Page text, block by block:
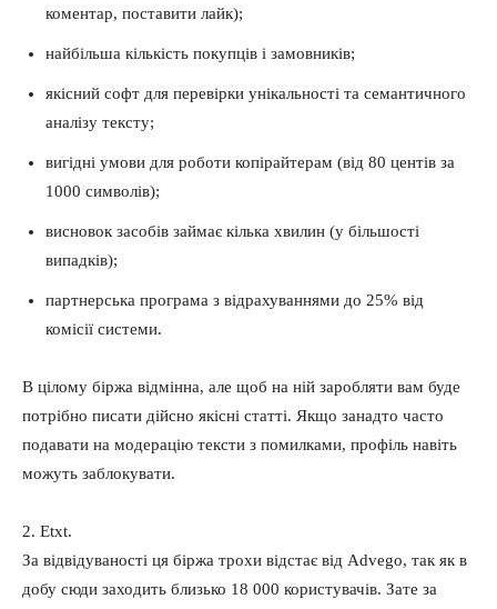
коментар, поставити лайк);
найбільша кількість покупців і замовників;
якісний софт для перевірки унікальності та семантичного
аналізу тексту;
вигідні умови для роботи копірайтерам (від 80 центів за
1000 символів);
висновок засобів займає кілька хвилин (у більшості
випадків);
партнерська програма з відрахуваннями до 25% від
комісії системи.
В цілому біржа відмінна, але щоб на ній заробляти вам буде
потрібно писати дійсно якісні статті. Якщо занадто часто
подавати на модерацію тексти з помилками, профіль навіть
можуть заблокувати.
2. Etxt.
За відвідуваності ця біржа трохи відстає від Advego, так як в
добу сюди заходить близько 18 000 користувачів. Зате за